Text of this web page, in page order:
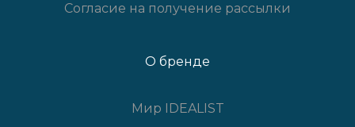
Согласие на получение рассылки
О бренде
Мир IDEALIST